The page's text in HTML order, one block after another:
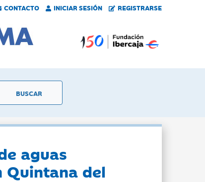
CONTACTO INICIAR SESIÓN REGISTRARSE
aguas
Quintana del